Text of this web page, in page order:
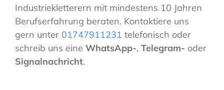
Industriekletterern mit mindestens 10 Jahren
Berufserfahrung beraten. Kontaktiere uns
gern unter 01747911231 telefonisch oder
schreib uns eine WhatsApp-, Telegram- oder
Signalnachricht.